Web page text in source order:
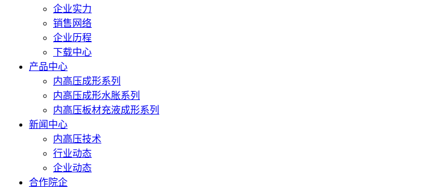
企业实力
销售网络
企业历程
下载中心
产品中心
内高压成形系列
内高压成形水胀系列
内高压板材充液成形系列
新闻中心
内高压技术
行业动态
企业动态
合作院企